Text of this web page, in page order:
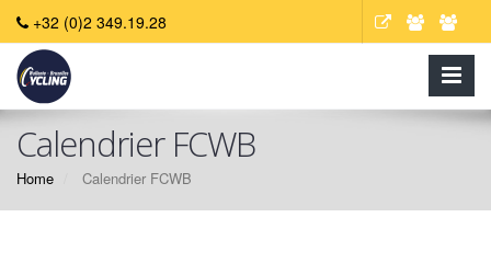
+32 (0)2 349.19.28
Calendrier FCWB
Home Calendrier FCWB